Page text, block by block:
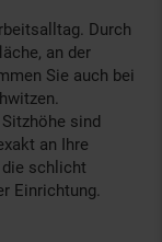
Durch
an der
Sie auch bei
sind
an Ihre
schlicht
Einrichtung.